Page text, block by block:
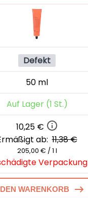
Defekt
50 ml
Auf Lager (1 St.)
10,25 €
ab:11,38 €
205,00 € / 1 l
Verpackung
WARENKORB